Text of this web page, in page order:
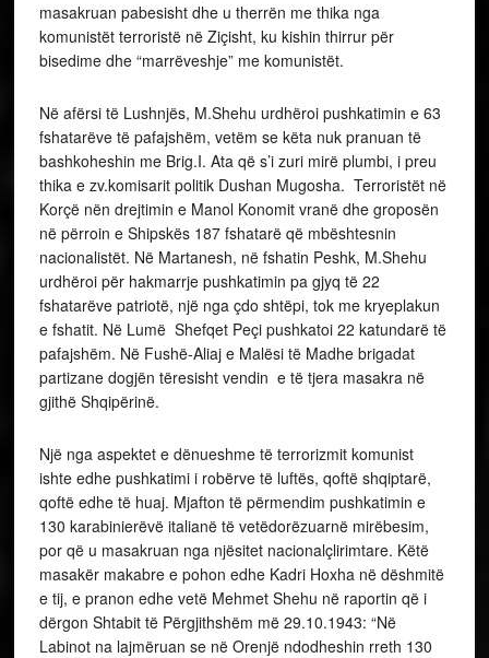
masakruan pabesisht dhe u therrën me thika nga
komunistët terroristë në Ziçisht, ku kishin thirrur për
bisedime dhe “marrëveshje” me komunistët.
Në afërsi të Lushnjës, M.Shehu urdhëroi pushkatimin e 63
fshatarëve të pafajshëm, vetëm se këta nuk pranuan të
bashkoheshin me Brig.I. Ata që s’i zuri mirë plumbi, i preu
thika e zv.komisarit politik Dushan Mugosha. Terroristët në
Korçë nën drejtimin e Manol Konomit vranë dhe groposën
në përroin e Shipskës 187 fshatarë që mbështesnin
nacionalistët. Në Martanesh, në fshatin Peshk, M.Shehu
urdhëroi për hakmarrje pushkatimin pa gjyq të 22
fshatarëve patriotë, një nga çdo shtëpi, tok me kryeplakun
e fshatit. Në Lumë Shefqet Peçi pushkatoi 22 katundarë të
pafajshëm. Në Fushë-Aliaj e Malësi të Madhe brigadat
partizane dogjën tëresisht vendin e të tjera masakra në
gjithë Shqipërinë.
Një nga aspektet e dënueshme të terrorizmit komunist
ishte edhe pushkatimi i robërve të luftës, qoftë shqiptarë,
qoftë edhe të huaj. Mjafton të përmendim pushkatimin e
130 karabinierëvë italianë të vetëdorëzuarnë mirëbesim,
por që u masakruan nga njësitet nacionalçlirimtare. Këtë
masakër makabre e pohon edhe Kadri Hoxha në dëshmitë
e tij, e pranon edhe vetë Mehmet Shehu në raportin që i
dërgon Shtabit të Përgjithshëm më 29.10.1943: “Në
Labinot na lajmëruan se në Orenjë ndodheshin rreth 130